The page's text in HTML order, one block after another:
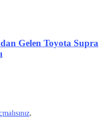
Gelen Toyota Supra
.